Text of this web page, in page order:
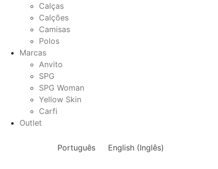
Calças
Calções
Camisas
Polos
Marcas
Anvito
SPG
SPG Woman
Yellow Skin
Carfi
Outlet
Português English(Inglês)